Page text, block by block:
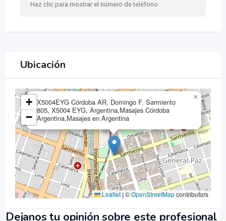
Haz clic para mostrar el número de teléfono
Ubicación
X5004EYG Córdoba AR, Domingo F. Sarmiento
805, X5004 EYG, Argentina,Masajes Córdoba
Argentina,Masajes en Argentina
×
+
−
Leaflet|©OpenStreetMapcontributors
Dejanos tu opinión sobre este profesional